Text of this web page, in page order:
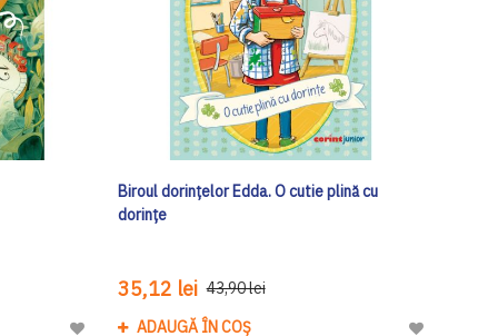
Adaugă
Biroul dorințelor Edda. O cutie plină cu
dorințe
35,12 lei 43,90 lei
ADAUGĂ ÎN COȘ
Adaugă